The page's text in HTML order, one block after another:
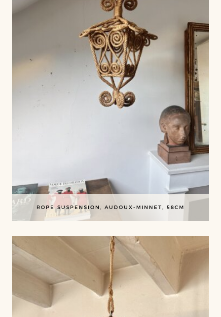
ROPE SUSPENSION, AUDOUX-MINNET, 58CM